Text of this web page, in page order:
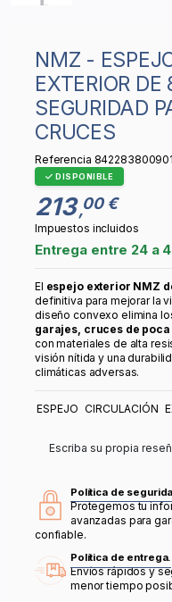
NMZ - ESPEJO CONVEXO
EXTERIOR
SEGURIDAD
CRUCES
Referencia
DISPONIBLE
213 ,00 €
Impuestos incluidos
Entrega entre 24 a
El espejo exterior NMZ
definitiva para mejorar la
diseño convexo elimina
garajes, cruces de
con materiales de alta
visión nítida y una
climáticas adversas.
ESPEJO CIRCULACIÓN
Escriba su propia
Política de
Protegemos tu
avanzadas para
confiable.
Política de entrega.
Envíos rápidos y
menor tiempo